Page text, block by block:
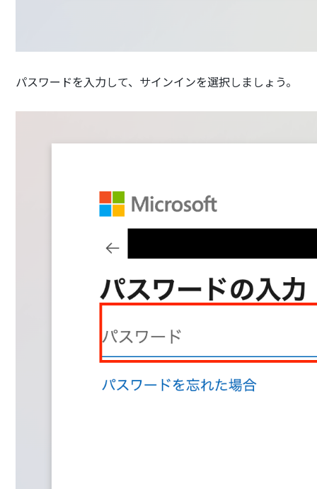
パスワードを入力して、サインインを選択しましょう。